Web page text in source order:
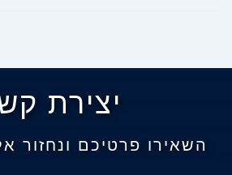
יצירת
השאירו פרטיכם ונחזור